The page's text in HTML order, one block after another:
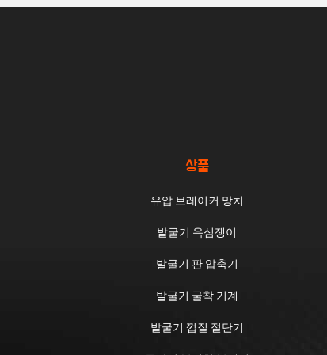
상품
유압 브레이커 망치
발굴기 욕심쟁이
발굴기 판 압축기
발굴기 굴착 기계
발굴기 껍질 절단기